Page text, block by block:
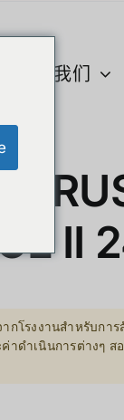
与计算
&
Server
关于我们
II
กโรงงานสำหรับกา
าดำเนินการต่างๆ